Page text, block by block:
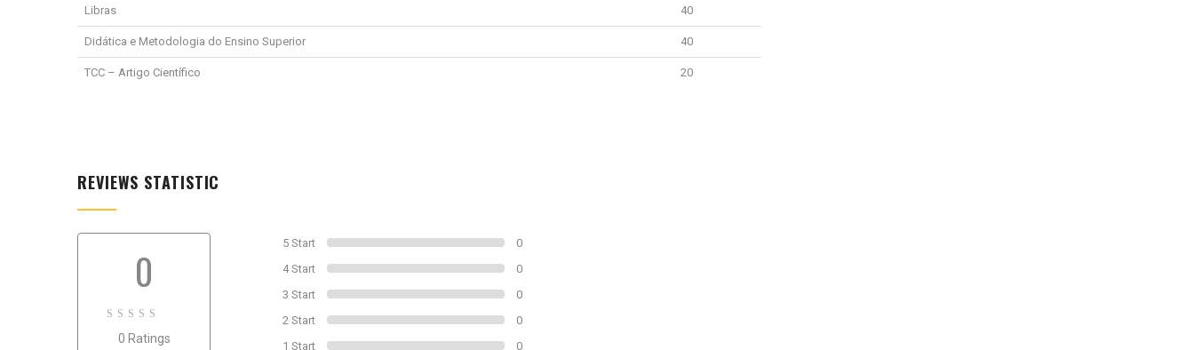
Libras 40
Didática e Metodologia do Ensino Superior 40
TCC – Artigo Científico 20
REVIEWS STATISTIC
0
out
0 Ratings
5 Start
0
4 Start
0
3 Start
0
2 Start
0
1 Start
0